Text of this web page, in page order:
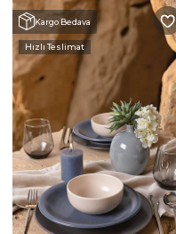
Kargo Bedava
Hızlı Teslimat